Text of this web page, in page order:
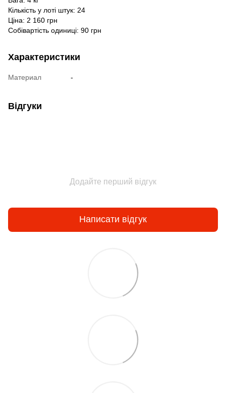
Кількість у лоті штук: 24
Ціна: 2 160 грн
Собівартість одиниці: 90 грн
Характеристики
Материал -
Відгуки
Додайте перший відгук
Написати відгук